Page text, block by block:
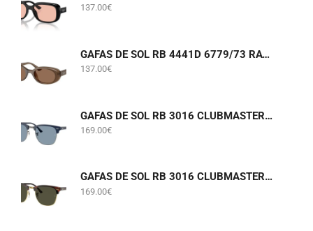
137.00€
GAFAS DE SOL RB 4441D 6779/73 RAY-BAN
137.00€
GAFAS DE SOL RB 3016 CLUBMASTER 6879/56 RAY-BAN
169.00€
GAFAS DE SOL RB 3016 CLUBMASTER W0366 RAY-BAN
169.00€